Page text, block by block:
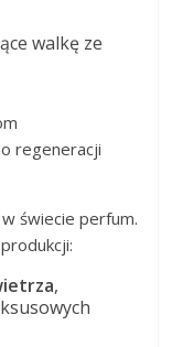
walkę ze
regeneracji
świecie perfum.
,